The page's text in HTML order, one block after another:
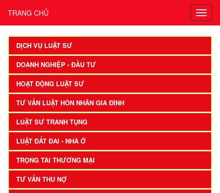
TRANG CHỦ
DỊCH VỤ LUẬT SƯ
DOANH NGHIỆP - ĐẦU TƯ
HOẠT ĐỘNG LUẬT SƯ
TƯ VẤN LUẬT HÔN NHÂN GIA ĐÌNH
LUẬT SƯ TRANH TỤNG
LUẬT ĐẤT ĐAI - NHÀ Ở
TRỌNG TÀI THƯƠNG MẠI
TƯ VẤN THU NỢ